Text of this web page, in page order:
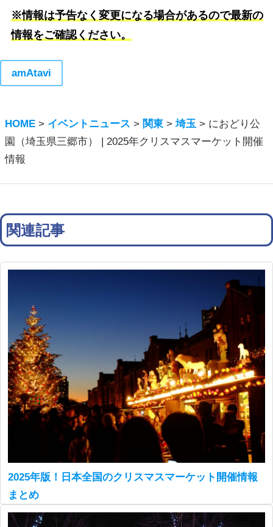
※情報は予告なく変更になる場合があるので最新の
情報をご確認ください。
amAtavi
HOME > イベントニュース > 関東 >埼玉 > におどり公
園（埼⽟県三郷市） | 2025年クリスマスマーケット開催
情報
関連記事
2025年版！日本全国のクリスマスマーケット開催情報
まとめ